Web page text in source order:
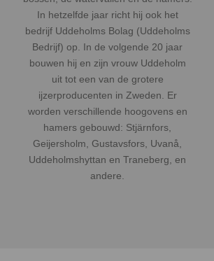
In hetzelfde jaar richt hij ook het
bedrijf Uddeholms Bolag (Uddeholms
Bedrijf) op. In de volgende 20 jaar
bouwen hij en zijn vrouw Uddeholm
uit tot een van de grotere
ijzerproducenten in Zweden. Er
worden verschillende hoogovens en
hamers gebouwd: Stjärnfors,
Geijersholm, Gustavsfors, Uvanå,
Uddeholmshyttan en Traneberg, en
andere.